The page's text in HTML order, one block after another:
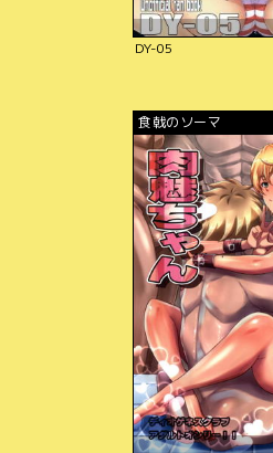
DY-05
食戟のソーマ